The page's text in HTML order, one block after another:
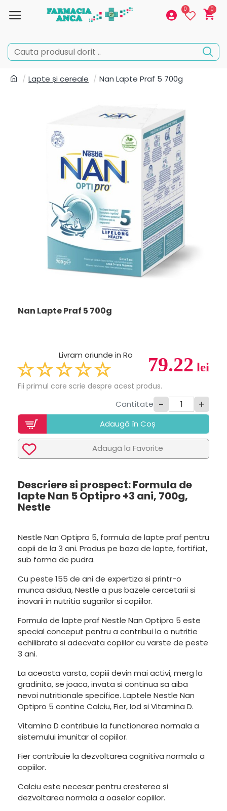
0 0
Lapte și cereale Nan Lapte Praf 5 700g
Nan Lapte Praf 5 700g
79.22 lei
Livram oriunde in Ro
Fii primul care scrie despre acest produs.
Cantitate - +
Adaugã în Coș
Adaugã la Favorite
Descriere si prospect: Formula de
lapte Nan 5 Optipro +3 ani, 700g,
Nestle
Nestle Nan Optipro 5, formula de lapte praf pentru
copii de la 3 ani. Produs pe baza de lapte, fortifiat,
sub forma de pudra.
Cu peste 155 de ani de expertiza si printr-o
munca asidua, Nestle a pus bazele cercetarii si
inovarii in nutritia sugarilor si copiilor.
Formula de lapte praf Nestle Nan Optipro 5 este
special conceput pentru a contribui la o nutritie
echilibrata si adecvata copiilor cu varste de peste
3 ani.
La aceasta varsta, copiii devin mai activi, merg la
gradinita, se joaca, invata si continua sa aiba
nevoi nutritionale specifice. Laptele Nestle Nan
Optipro 5 contine Calciu, Fier, Iod si Vitamina D.
Vitamina D contribuie la functionarea normala a
sistemului imunitar al copiilor.
Fier contribuie la dezvoltarea cognitiva normala a
copiilor.
Calciu este necesar pentru cresterea si
dezvoltarea normala a oaselor copiilor.